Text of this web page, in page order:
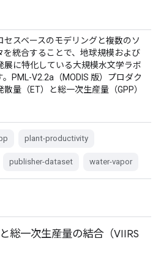
セスベースのモデリングと複数のソ
を統合することで、地球規模および
展に特化している大規模水文学ラボ
PML-V2.2a（MODIS 版）プロダク
量（ET）と総一次生産量（GPP）
plant-productivity
publisher-dataset water-vapor
総一次生産量の結合（VIIRS